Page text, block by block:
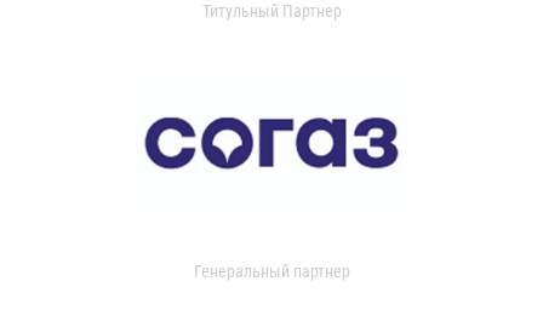
Титульный Партнер
Генеральный партнер